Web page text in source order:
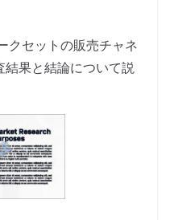
クセットの販売チャネ
結果と結論について説